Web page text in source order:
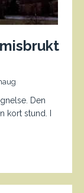
Den
kort stund. I